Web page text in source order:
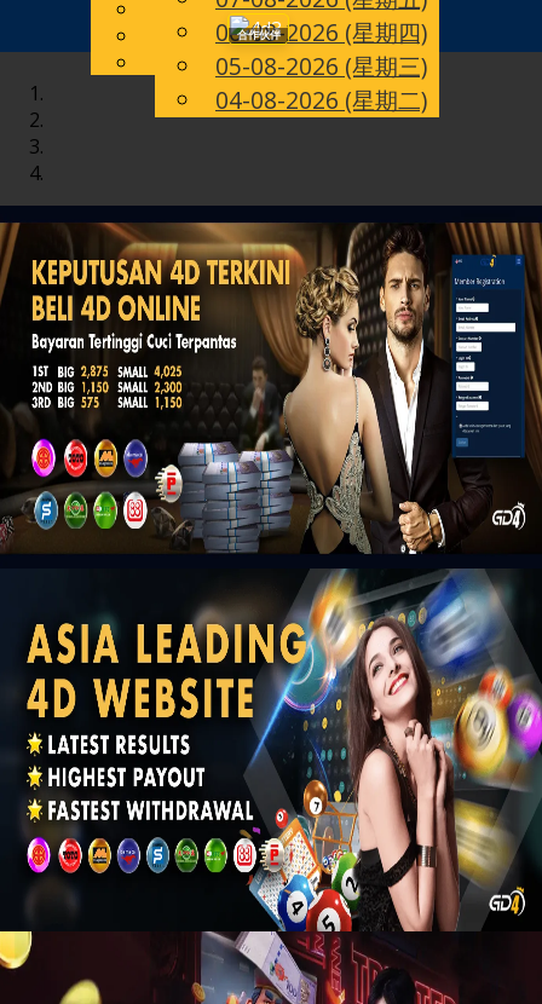
CN
English
Chinese
Malay
06-08-2026 (星期四)
05-08-2026 (星期三)
04-08-2026 (星期二)
合作伙伴
Toggle
navigation